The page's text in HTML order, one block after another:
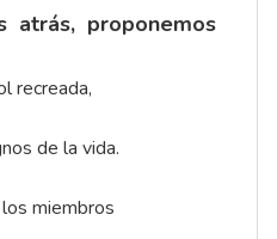
atrás, proponemos
recreada,
de la vida.
miembros